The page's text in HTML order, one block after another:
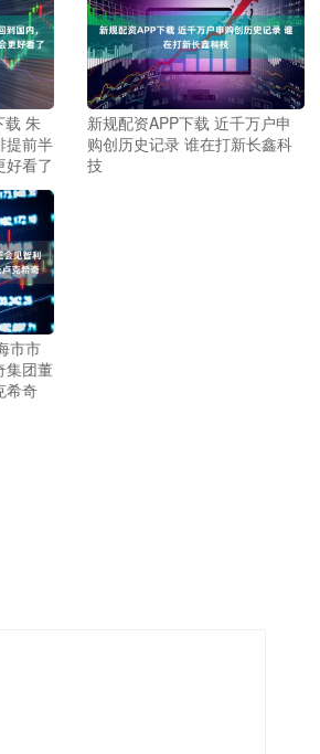
载 朱
提前半
好看了
新规配资APP下载 近千万户申
购创历史记录 谁在打新长鑫科
技
市市
集团董
希奇